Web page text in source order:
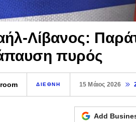
Λίβανος:
πυρός
ΔΙΕΘΝΗ 15 Μάιος 2026
Add